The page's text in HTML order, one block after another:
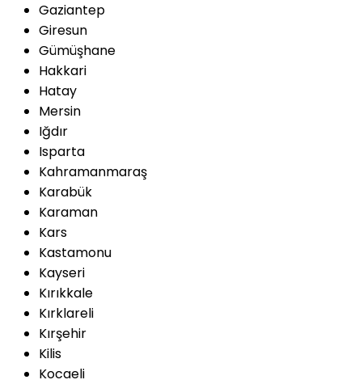
Gaziantep
Giresun
Gümüşhane
Hakkari
Hatay
Mersin
Iğdır
Isparta
Kahramanmaraş
Karabük
Karaman
Kars
Kastamonu
Kayseri
Kırıkkale
Kırklareli
Kırşehir
Kilis
Kocaeli